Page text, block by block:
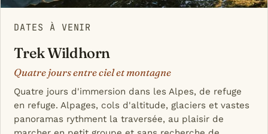
DATES À VENIR
Trek Wildhorn
Quatre jours entre ciel et montagne
Quatre jours d'immersion dans les Alpes, de refuge
en refuge. Alpages, cols d'altitude, glaciers et vastes
panoramas rythment la traversée, au plaisir de